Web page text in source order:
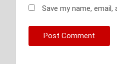
Save my name,